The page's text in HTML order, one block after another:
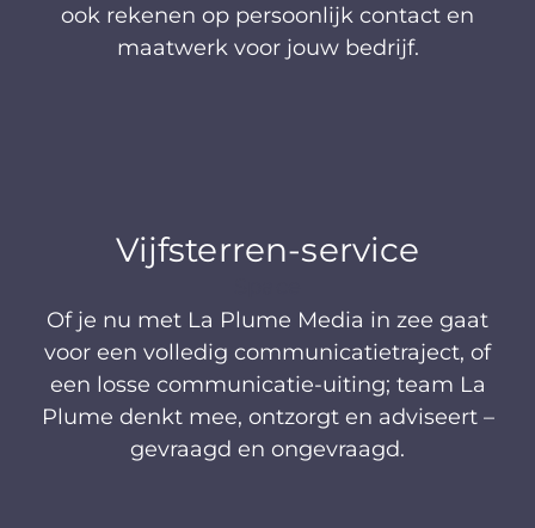
ook rekenen op persoonlijk contact en
maatwerk voor jouw bedrijf.
Vijfsterren-service
Of je nu met La Plume Media in zee gaat
voor een volledig communicatietraject, of
een losse communicatie-uiting; team La
Plume denkt mee, ontzorgt en adviseert –
gevraagd en ongevraagd.